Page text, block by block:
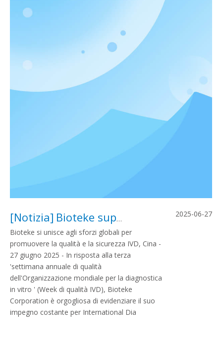
[Notizia] Bioteke supporta Who 'IVD Quality Week ' con Kit di autotest antigene respiratorio certificato CE-IVDR
Bioteke si unisce agli sforzi globali per
promuovere la qualità e la sicurezza IVD, Cina -
27 giugno 2025 - In risposta alla terza
'settimana annuale di qualità
dell'Organizzazione mondiale per la diagnostica
in vitro ' (Week di qualità IVD), Bioteke
Corporation è orgogliosa di evidenziare il suo
impegno costante per International Dia
2025-06-27